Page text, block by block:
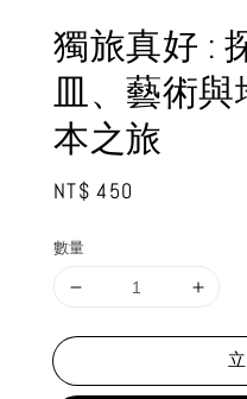
獨旅真好 :
皿、藝術與
本之旅
Regular
NT$ 450
數量